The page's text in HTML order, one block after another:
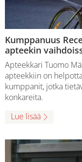
Kumppanuus
apteekin
Apteekkari Tuomo
apteekkiin on
kumppanit, jotka
konkareita.
Lue lisää